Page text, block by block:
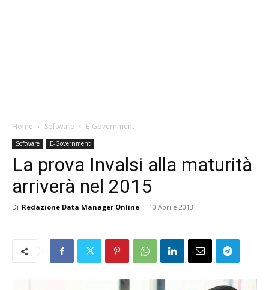
Home Software E-Government
Software E-Government
La prova Invalsi alla maturità
arriverà nel 2015
Di Redazione Data Manager Online - 10 Aprile 2013